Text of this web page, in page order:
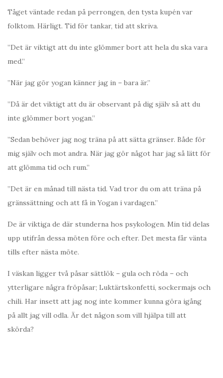
Tåget väntade redan på perrongen, den tysta kupén var
folktom. Härligt. Tid för tankar, tid att skriva.
”Det är viktigt att du inte glömmer bort att hela du ska vara
med.”
”När jag gör yogan känner jag in – bara är.”
”Då är det viktigt att du är observant på dig själv så att du
inte glömmer bort yogan.”
”Sedan behöver jag nog träna på att sätta gränser. Både för
mig själv och mot andra. När jag gör något har jag så lätt för
att glömma tid och rum.”
”Det är en månad till nästa tid. Vad tror du om att träna på
gränssättning och att få in Yogan i vardagen.”
De är viktiga de där stunderna hos psykologen. Min tid delas
upp utifrån dessa möten före och efter. Det mesta får vänta
tills efter nästa möte.
I väskan ligger två påsar sättlök – gula och röda – och
ytterligare några fröpåsar; Luktärtskonfetti, sockermajs och
chili. Har insett att jag nog inte kommer kunna göra igång
på allt jag vill odla. Är det någon som vill hjälpa till att
skörda?